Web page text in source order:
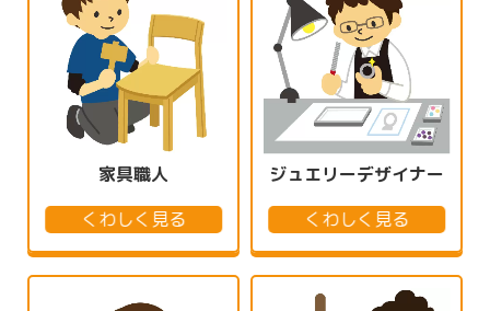
家具職人
くわしく見る
ジュエリーデザイナー
くわしく見る